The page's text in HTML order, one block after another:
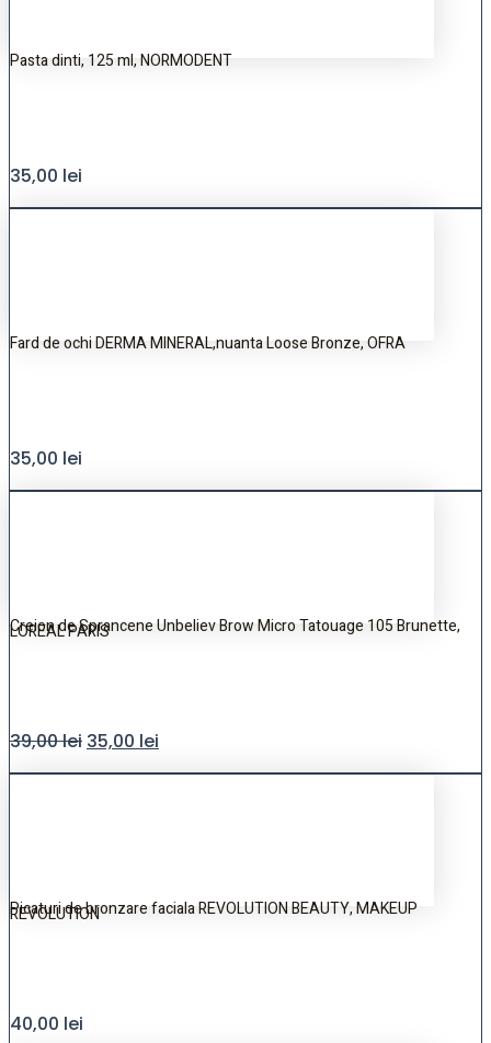
Pasta dinti, 125 ml, NORMODENT
35,00 lei
Fard de ochi DERMA MINERAL,nuanta Loose Bronze, OFRA
35,00 lei
Creion de Sprancene Unbeliev Brow Micro Tatouage 105 Brunette,
LOREAL PARIS
39,00lei 35,00 lei
Picaturi de bronzare faciala REVOLUTION BEAUTY, MAKEUP
REVOLUTION
40,00 lei